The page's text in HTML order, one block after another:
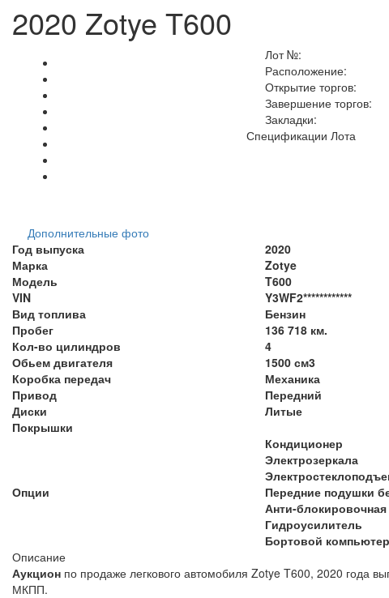
2020 Zotye T600
Дополнительные фото
Лот №:
Расположение:
Открытие торгов:
Завершение торгов:
Закладки:
Спецификации Лота
Год выпуска
2020
Марка
Zotye
Модель
T600
VIN
Y3WF2************
Вид топлива
Бензин
Пробег
136 718 км.
Кол-во цилиндров
4
Обьем двигателя
1500 см3
Коробка передач
Механика
Привод
Передний
Диски
Литые
Покрышки
Опции
Кондиционер
Электрозеркала
Передние подушки
Анти-
Гидроусилитель
Бортовой компьютер
Описание
Аукцион по продаже легкового автомобиля Zotye T600, 2020 года
МКПП.